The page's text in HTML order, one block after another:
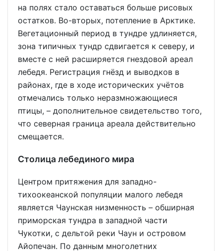
на полях стало оставаться больше рисовых
остатков. Во-вторых, потепление в Арктике.
Вегетационный период в тундре удлиняется,
зона типичных тундр сдвигается к северу, и
вместе с ней расширяется гнездовой ареал
лебедя. Регистрация гнёзд и выводков в
районах, где в ходе исторических учётов
отмечались только неразмножающиеся
птицы, – дополнительное свидетельство того,
что северная граница ареала действительно
смещается.
Столица лебединого мира
Центром притяжения для западно-
тихоокеанской популяции малого лебедя
является Чаунская низменность – обширная
приморская тундра в западной части
Чукотки, с дельтой реки Чаун и островом
Айопечан. По данным многолетних